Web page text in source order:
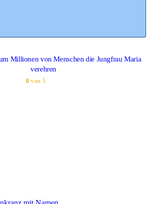
Millionen von Menschen die Jungfrau Maria
verehren
0 von 5